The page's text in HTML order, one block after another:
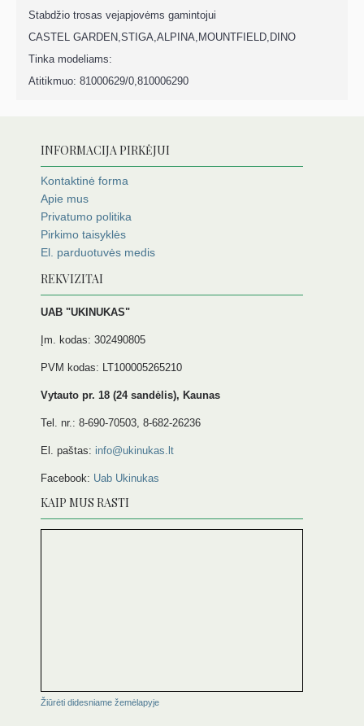
Stabdžio trosas vejapjovėms gamintojui
CASTEL GARDEN,STIGA,ALPINA,MOUNTFIELD,DINO
Tinka modeliams:
Atitikmuo: 81000629/0,810006290
INFORMACIJA PIRKĖJUI
Kontaktinė forma
Apie mus
Privatumo politika
Pirkimo taisyklės
El. parduotuvės medis
REKVIZITAI
UAB "UKINUKAS"
Įm. kodas: 302490805
PVM kodas: LT100005265210
Vytauto pr. 18 (24 sandėlis), Kaunas
Tel. nr.: 8-690-70503, 8-682-26236
El. paštas: info@ukinukas.lt
Facebook: Uab Ukinukas
KAIP MUS RASTI
Žiūrėti didesniame žemėlapyje